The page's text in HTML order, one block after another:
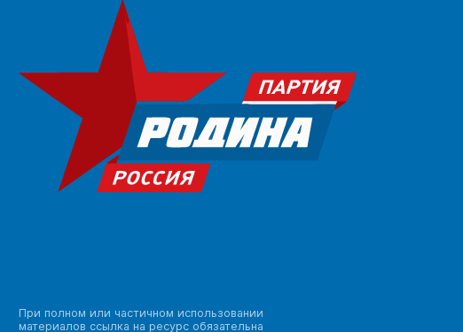
При полном или частичном использовании
материалов ссылка на ресурс обязательна